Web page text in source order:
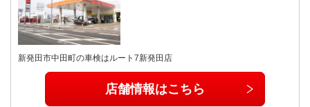
新発田市中田町の車検はルート7新発田店
店舗情報はこちら